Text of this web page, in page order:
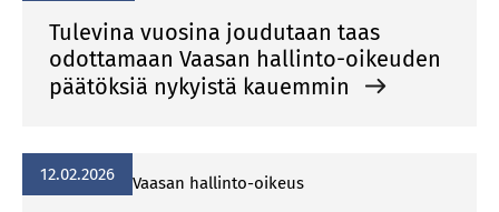
Tulevina vuosina joudutaan taas
odottamaan Vaasan hallinto-oikeuden
päätöksiä nykyistä kauemmin
12.02.2026 Vaasan hallinto-oikeus